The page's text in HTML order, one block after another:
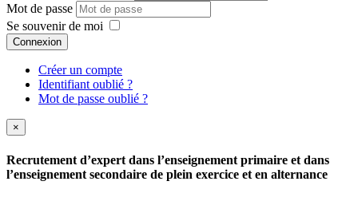
Mot de passe
Se souvenir de moi
Connexion
Créer un compte
Identifiant oublié ?
Mot de passe oublié ?
×
Recrutement d’expert dans l’enseignement primaire et dans
l’enseignement secondaire de plein exercice et en alternance